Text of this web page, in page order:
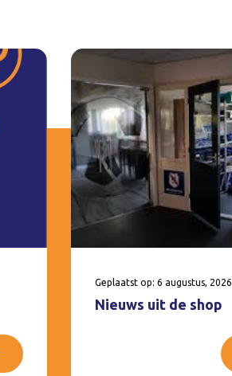
Geplaatst op: 6 augustus, 2026
Nieuws uit de shop